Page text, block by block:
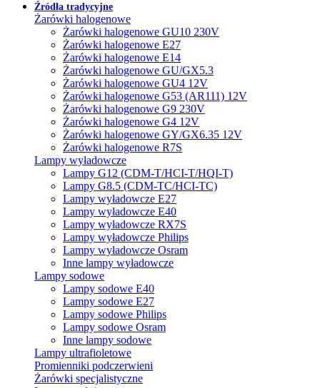
Źródła tradycyjne
Żarówki halogenowe
Żarówki halogenowe GU10 230V
Żarówki halogenowe E27
Żarówki halogenowe E14
Żarówki halogenowe GU/GX5.3
Żarówki halogenowe GU4 12V
Żarówki halogenowe G53 (AR111) 12V
Żarówki halogenowe G9 230V
Żarówki halogenowe G4 12V
Żarówki halogenowe GY/GX6.35 12V
Żarówki halogenowe R7S
Lampy wyładowcze
Lampy G12 (CDM-T/HCI-T/HQI-T)
Lampy G8.5 (CDM-TC/HCI-TC)
Lampy wyładowcze E27
Lampy wyładowcze E40
Lampy wyładowcze RX7S
Lampy wyładowcze Philips
Lampy wyładowcze Osram
Inne lampy wyładowcze
Lampy sodowe
Lampy sodowe E40
Lampy sodowe E27
Lampy sodowe Philips
Lampy sodowe Osram
Inne lampy sodowe
Lampy ultrafioletowe
Promienniki podczerwieni
Żarówki specjalistyczne